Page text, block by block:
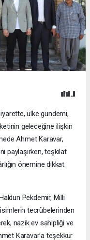
ülke gündemi,
geleceğine ilişkin
Ahmet Karavar,
paylaşırken, teşkilat
önemine dikkat
Pekdemir, Milli
tecrübelerinden
nazik ev sahipliği ve
Karavar'a teşekkür